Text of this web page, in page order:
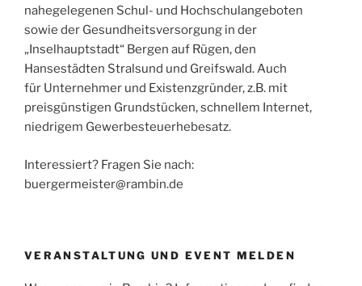
nahegelegenen Schul- und Hochschulangeboten
sowie der Gesundheitsversorgung in der
„Inselhauptstadt“ Bergen auf Rügen, den
Hansestädten Stralsund und Greifswald. Auch
für Unternehmer und Existenzgründer, z.B. mit
preisgünstigen Grundstücken, schnellem Internet,
niedrigem Gewerbesteuerhebesatz.
Interessiert? Fragen Sie nach:
buergermeister@rambin.de
VERANSTALTUNG UND EVENT MELDEN